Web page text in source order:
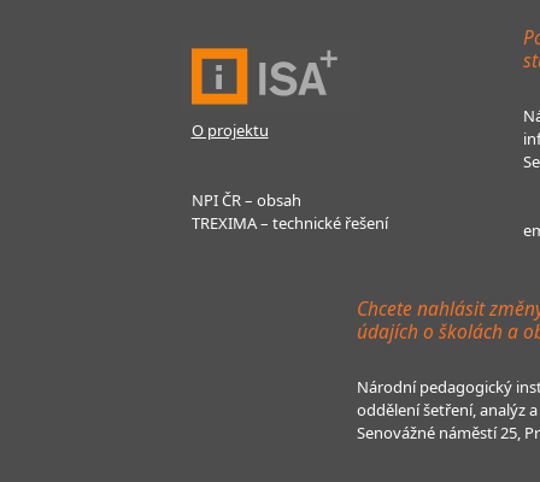
O projektu
NPI ČR – obsah
TREXIMA – technické řešení
Chcete nahlásit
údajích o školách a
Národní pedagogický
oddělení šetření, analýz
Senovážné náměstí 25,